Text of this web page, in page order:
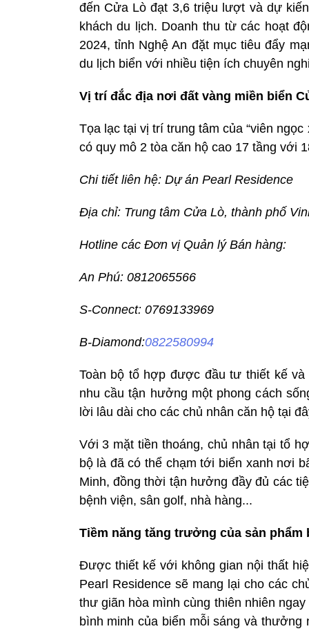
đến Cửa Lò đạt 3,6 triệu lượt và dự
khách du lịch. Doanh thu từ các hoạt
2024, tỉnh Nghệ An đặt mục tiêu đẩy
du lịch biển với nhiều tiện ích chuyên
Vị trí đắc địa nơi đất vàng miền biển
Tọa lạc tại vị trí trung tâm của “viên
có quy mô 2 tòa căn hộ cao 17 tầng với
Chi tiết liên hệ: Dự án Pearl Residence
Địa chỉ: Trung tâm Cửa Lò, thành phố
Hotline các Đơn vị Quản lý Bán hàng:
An Phú: 0812065566
S-Connect: 0769133969
B-Diamond:0822580994
Toàn bộ tổ hợp được đầu tư thiết kế
nhu cầu tận hưởng một phong cách
lời lâu dài cho các chủ nhân căn hộ tại
Với 3 mặt tiền thoáng, chủ nhân tại tổ
bộ là đã có thể chạm tới biển xanh nơi
Minh, đồng thời tận hưởng đầy đủ các
bệnh viện, sân golf, nhà hàng...
Tiềm năng tăng trưởng của sản
Được thiết kế với không gian nội thất
Pearl Residence sẽ mang lại cho các
thư giãn hòa mình cùng thiên nhiên
bình minh của biển mỗi sáng và